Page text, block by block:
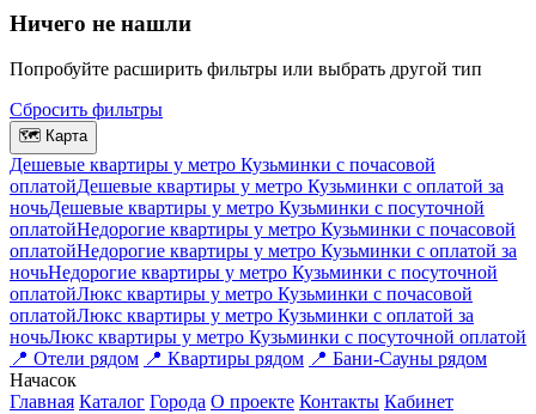
Ничего не нашли
Попробуйте расширить фильтры или выбрать другой тип
Сбросить фильтры
🗺 Карта
Дешевые квартиры у метро Кузьминки c почасовой
оплатойДешевые квартиры у метро Кузьминки с оплатой за
ночьДешевые квартиры у метро Кузьминки c посуточной
оплатойНедорогие квартиры у метро Кузьминки c почасовой
оплатойНедорогие квартиры у метро Кузьминки с оплатой за
ночьНедорогие квартиры у метро Кузьминки c посуточной
оплатойЛюкс квартиры у метро Кузьминки c почасовой
оплатойЛюкс квартиры у метро Кузьминки с оплатой за
ночьЛюкс квартиры у метро Кузьминки c посуточной оплатой
📍 Отели рядом 📍 Квартиры рядом 📍 Бани-Сауны рядом
Начасок
Главная Каталог Города О проекте Контакты Кабинет